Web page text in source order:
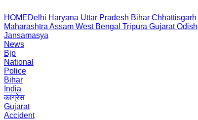
HOMEDelhi Haryana Uttar Pradesh Bihar Chhattisgarh
Maharashtra Assam West Bengal Tripura Gujarat
Jansamasya
News
Bjp
National
Police
Bihar
India
कांग्रेस
Gujarat
Accident